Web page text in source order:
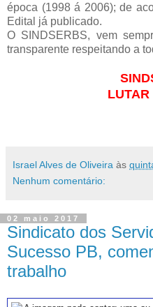
época (1998 á 2006); de
Edital já publicado.
O SINDSERBS, vem
transparente respeitando a
LUTAR
Israel Alves de Oliveira às
Nenhum comentário:
02 maio 2017
Sindicato dos
Sucesso PB,
trabalho